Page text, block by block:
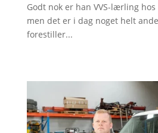
Godt nok er han VVS-lærling hos
men det er i dag noget helt
forestiller...